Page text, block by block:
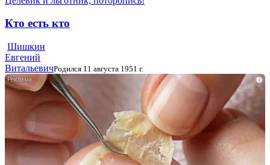
Кто есть кто
Шишкин
Евгений
ВитальевичРодился 11 августа 1951 г.
i